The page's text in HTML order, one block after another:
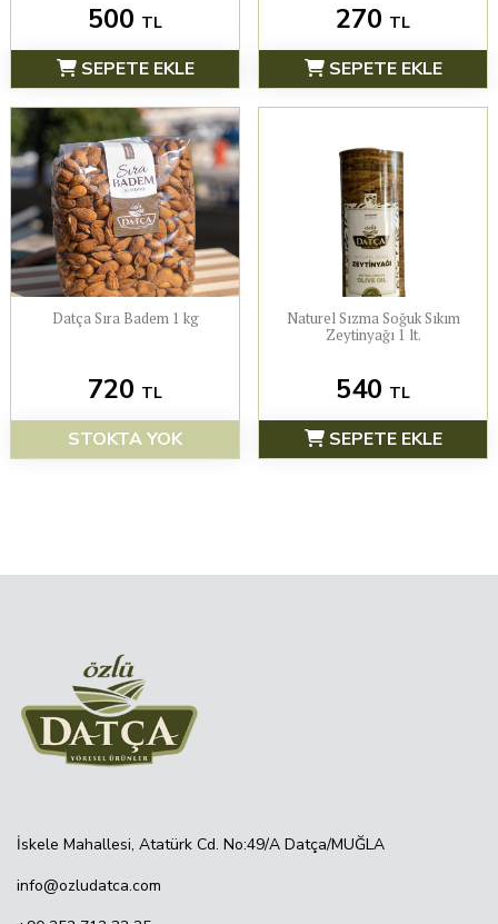
500 TL
SEPETE EKLE
270 TL
SEPETE EKLE
Datça Sıra Badem 1 kg
720 TL
STOKTA YOK
Naturel Sızma Soğuk Sıkım
Zeytinyağı 1 lt.
540 TL
SEPETE EKLE
İskele Mahallesi, Atatürk Cd. No:49/A Datça/MUĞLA
info@ozludatca.com